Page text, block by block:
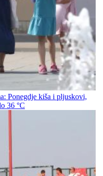
Ponegdje kiša i pljuskovi,
36 °C